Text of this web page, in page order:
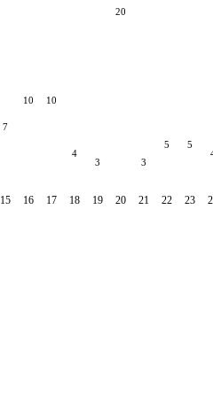
7
15
10
16
10
17
4
18
3
19
20
20
3
21
5
22
5
23